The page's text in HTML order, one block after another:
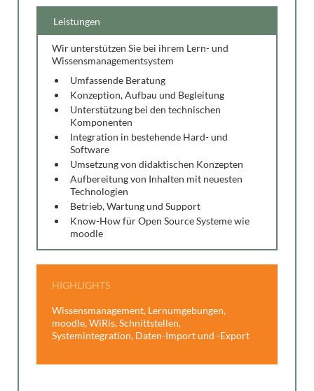
Leistungen
Wir unterstützen Sie bei ihrem Lern- und
Wissensmanagementsystem
Umfassende Beratung
Konzeption, Aufbau und Begleitung
Unterstützung bei den technischen
Komponenten
Integration in bestehende Hard- und
Software
Umsetzung von didaktischen Konzepten
Aufbereitung von Inhalten mit neuesten
Technologien
Betrieb, Wartung und Support
Know-How für Open Source Systeme wie
moodle
HIGHLIGHTS
Wissensmanagement, Lernumgebungen,
moodle, WiRis, Schnittstellen,
Systemintegration, Daten-Import und -Export